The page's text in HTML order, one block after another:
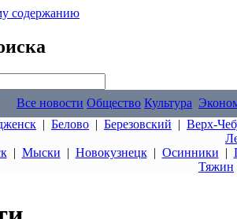
содержанию
Все новости Общество Культура
| Белово | Березовский | Верх-
| Мыски | Новокузнецк| Осинники |
Тяжин